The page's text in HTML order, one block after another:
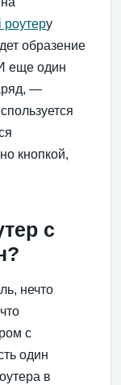
роутеру
образение
еще один
—
кнопкой,
с
нечто
с
один
в